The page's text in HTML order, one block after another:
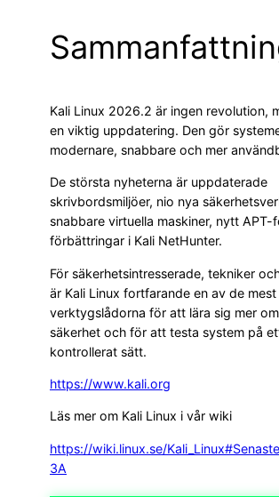
Kali Linux 2026.2 är ingen revolution,
en viktig uppdatering. Den gör
modernare, snabbare och mer
De största nyheterna är uppdaterade
skrivbordsmiljöer, nio nya
snabbare virtuella maskiner, nytt APT-
förbättringar i Kali NetHunter.
För säkerhetsintresserade, tekniker
är Kali Linux fortfarande en av de
verktygslådorna för att lära sig mer
säkerhet och för att testa system på
kontrollerat sätt.
https://www.kali.org
Läs mer om Kali Linux i vår wiki
https://wiki.linux.se/
3A